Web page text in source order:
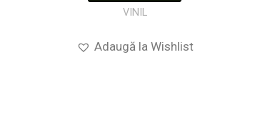
VINIL
Adaugă la Wishlist